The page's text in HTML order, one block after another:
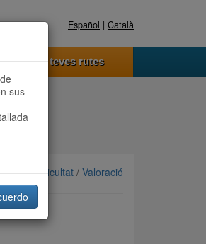
Español | Català
Les teves rutes
/Dificultat / Valoració
sus